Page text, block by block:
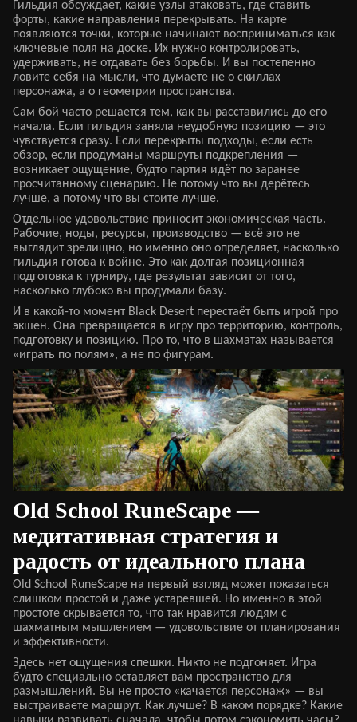
Гильдия обсуждает, какие узлы атаковать, где ставить
форты, какие направления перекрывать. На карте
появляются точки, которые начинают восприниматься как
ключевые поля на доске. Их нужно контролировать,
удерживать, не отдавать без борьбы. И вы постепенно
ловите себя на мысли, что думаете не о скиллах
персонажа, а о геометрии пространства.
Сам бой часто решается тем, как вы расставились до его
начала. Если гильдия заняла неудобную позицию — это
чувствуется сразу. Если перекрыты подходы, если есть
обзор, если продуманы маршруты подкрепления —
возникает ощущение, будто партия идёт по заранее
просчитанному сценарию. Не потому что вы дерётесь
лучше, а потому что вы стоите лучше.
Отдельное удовольствие приносит экономическая часть.
Рабочие, ноды, ресурсы, производство — всё это не
выглядит зрелищно, но именно оно определяет, насколько
гильдия готова к войне. Это как долгая позиционная
подготовка к турниру, где результат зависит от того,
насколько глубоко вы продумали базу.
И в какой-то момент Black Desert перестаёт быть игрой про
экшен. Она превращается в игру про территорию, контроль,
подготовку и позицию. Про то, что в шахматах называется
«играть по полям», а не по фигурам.
Old School RuneScape —
медитативная стратегия и
радость от идеального плана
Old School RuneScape на первый взгляд может показаться
слишком простой и даже устаревшей. Но именно в этой
простоте скрывается то, что так нравится людям с
шахматным мышлением — удовольствие от планирования
и эффективности.
Здесь нет ощущения спешки. Никто не подгоняет. Игра
будто специально оставляет вам пространство для
размышлений. Вы не просто «качается персонаж» — вы
выстраиваете маршрут. Как лучше? В каком порядке? Какие